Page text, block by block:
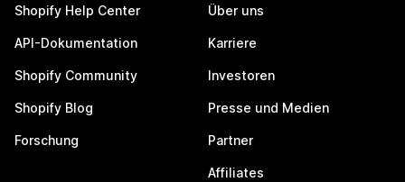
Shopify Help Center
API-Dokumentation
Shopify Community
Shopify Blog
Forschung
Über uns
Karriere
Investoren
Presse und Medien
Partner
Affiliates